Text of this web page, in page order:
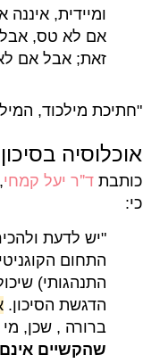
ומיידית,
אם לא טס, אבל
זאת; אבל אם
"חתיכת מילכוד, המילכוד-22 הזה" אומר
אוכלוסיה בסיכון
כותבת ד"ר יעל קמחי
כי:
"יש לדעת
התחום
התנהגותי)
הדגשת הסיכון.
ברורה , שכן,
שהקשיים
זה
היא